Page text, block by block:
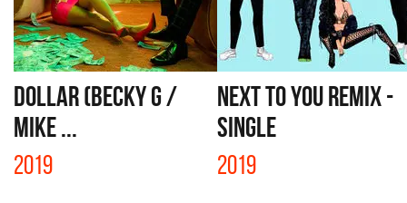
DOLLAR (BECKY G /
MIKE ...
2019
NEXT TO YOU REMIX -
SINGLE
2019